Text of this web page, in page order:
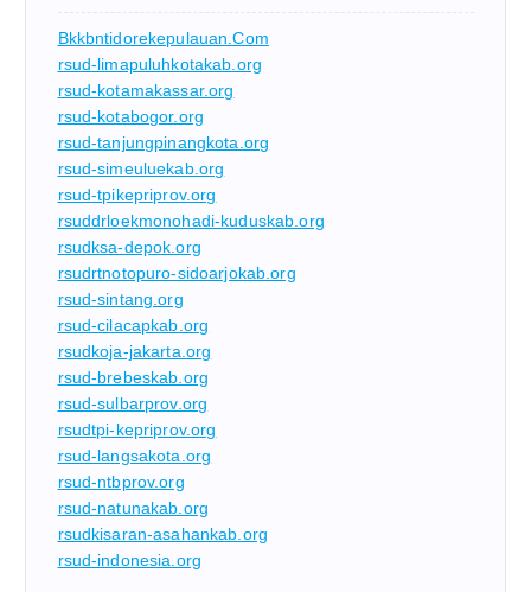
Bkkbntidorekepulauan.com
rsud-limapuluhkotakab.org
rsud-kotamakassar.org
rsud-kotabogor.org
rsud-tanjungpinangkota.org
rsud-simeuluekab.org
rsud-tpikepriprov.org
rsuddrloekmonohadi-kuduskab.org
rsudksa-depok.org
rsudrtnotopuro-sidoarjokab.org
rsud-sintang.org
rsud-cilacapkab.org
rsudkoja-jakarta.org
rsud-brebeskab.org
rsud-sulbarprov.org
rsudtpi-kepriprov.org
rsud-langsakota.org
rsud-ntbprov.org
rsud-natunakab.org
rsudkisaran-asahankab.org
rsud-indonesia.org